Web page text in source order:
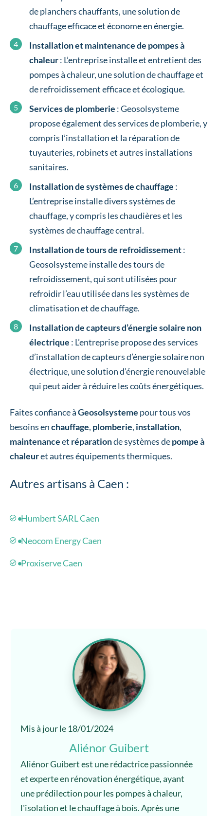
de planchers chauffants, une solution de
chauffage efficace et économe en énergie.
Installation et maintenance de pompes à
chaleur: L’entreprise installe et entretient des
pompes à chaleur, une solution de chauffage et
de refroidissement efficace et écologique.
Services de plomberie : Geosolsysteme
propose également des services de plomberie, y
compris l’installation et la réparation de
tuyauteries, robinets et autres installations
sanitaires.
Installation de systèmes de chauffage :
L’entreprise installe divers systèmes de
chauffage, y compris les chaudières et les
systèmes de chauffage central.
Installation de tours de refroidissement:
Geosolsysteme installe des tours de
refroidissement, qui sont utilisées pour
refroidir l’eau utilisée dans les systèmes de
climatisation et de chauffage.
Installation de capteurs d’énergie solaire non
électrique : L’entreprise propose des services
d’installation de capteurs d’énergie solaire non
électrique, une solution d’énergie renouvelable
qui peut aider à réduire les coûts énergétiques.
Faites confiance àGeosolsysteme pour tous vos
besoins enchauffage, plomberie, installation,
maintenanceet réparationde systèmes depompe à
chaleuret autres équipements thermiques.
Autres artisans à Caen :
Humbert SARL Caen
Neocom Energy Caen
Proxiserve Caen
Mis à jour le 18/01/2024
Aliénor Guibert
Aliénor Guibert est une rédactrice passionnée
et experte en rénovation énergétique, ayant
une prédilection pour les pompes à chaleur,
l'isolation et le chauffage à bois. Après une